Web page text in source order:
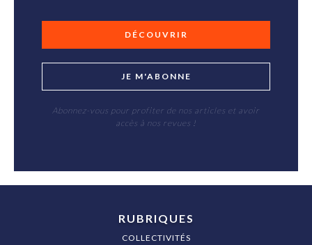
DÉCOUVRIR
JE M'ABONNE
Abonnez-vous pour profiter de nos articles et avoir
accès à nos revues !
RUBRIQUES
COLLECTIVITÉS